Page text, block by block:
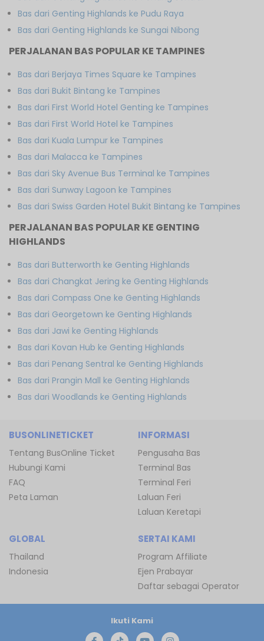
Bas dari Genting Highlands ke Pudu Raya
Bas dari Genting Highlands ke Sungai Nibong
PERJALANAN BAS POPULAR KE TAMPINES
Bas dari Berjaya Times Square ke Tampines
Bas dari Bukit Bintang ke Tampines
Bas dari First World Hotel Genting ke Tampines
Bas dari First World Hotel ke Tampines
Bas dari Kuala Lumpur ke Tampines
Bas dari Malacca ke Tampines
Bas dari Sky Avenue Bus Terminal ke Tampines
Bas dari Sunway Lagoon ke Tampines
Bas dari Swiss Garden Hotel Bukit Bintang ke Tampines
PERJALANAN BAS POPULAR KE GENTING
HIGHLANDS
Bas dari Butterworth ke Genting Highlands
Bas dari Changkat Jering ke Genting Highlands
Bas dari Compass One ke Genting Highlands
Bas dari Georgetown ke Genting Highlands
Bas dari Jawi ke Genting Highlands
Bas dari Kovan Hub ke Genting Highlands
Bas dari Penang Sentral ke Genting Highlands
Bas dari Prangin Mall ke Genting Highlands
Bas dari Woodlands ke Genting Highlands
BUSONLINETICKET
Tentang BusOnline Ticket
Hubungi Kami
FAQ
Peta Laman
INFORMASI
Pengusaha Bas
Terminal Bas
Terminal Feri
Laluan Feri
Laluan Keretapi
GLOBAL
Thailand
Indonesia
SERTAI KAMI
Program Affiliate
Ejen Prabayar
Daftar sebagai Operator
Ikuti Kami